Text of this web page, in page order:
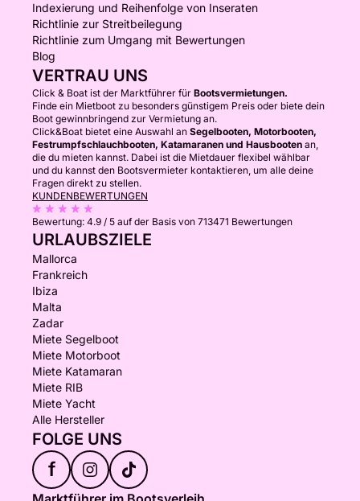
Indexierung und Reihenfolge von Inseraten
Richtlinie zur Streitbeilegung
Richtlinie zum Umgang mit Bewertungen
Blog
VERTRAU UNS
Click & Boat ist der Marktführer für Bootsvermietungen.
Finde ein Mietboot zu besonders günstigem Preis oder biete dein
Boot gewinnbringend zur Vermietung an.
Click&Boat bietet eine Auswahl an Segelbooten, Motorbooten,
Festrumpfschlauchbooten, Katamaranen und Hausbooten an,
die du mieten kannst. Dabei ist die Mietdauer flexibel wählbar
und du kannst den Bootsvermieter kontaktieren, um alle deine
Fragen direkt zu stellen.
KUNDENBEWERTUNGEN
Bewertung: 4.9 / 5 auf der Basis von 713471 Bewertungen
URLAUBSZIELE
Mallorca
Frankreich
Ibiza
Malta
Zadar
Miete Segelboot
Miete Motorboot
Miete Katamaran
Miete RIB
Miete Yacht
Alle Hersteller
FOLGE UNS
f